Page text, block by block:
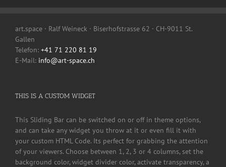
art.space · Ralf Weineck · Biserhofstrasse 62 · CH-9011 St.
Gallen
Telefon: +41 71 220 81 19
E-Mail: info@art-space.ch
THIS IS A CUSTOM WIDGET
This Sliding Bar can be switched on or off in theme options,
and can take any widget you throw at it or even fill it with
your custom HTML Code. Its perfect for grabbing the attention
of your viewers. Choose between 1, 2, 3 or 4 columns, set the
background color, widget divider color, activate transparency, a